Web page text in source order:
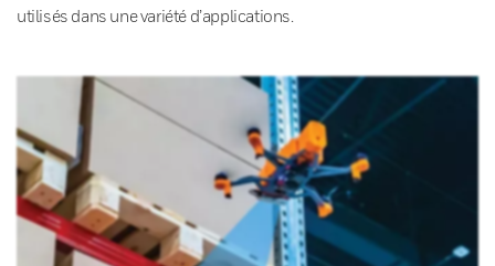
utilisés dans une variété d’applications.